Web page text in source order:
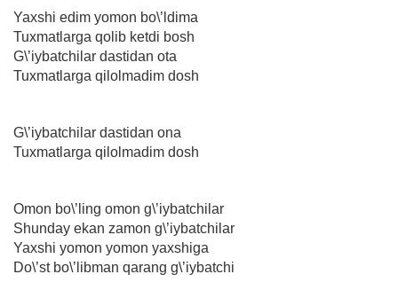
Yaxshi edim yomon bo\’ldima
Tuxmatlarga qolib ketdi bosh
G\’iybatchilar dastidan ota
Tuxmatlarga qilolmadim dosh
G\’iybatchilar dastidan ona
Tuxmatlarga qilolmadim dosh
Omon bo\’ling omon g\’iybatchilar
Shunday ekan zamon g\’iybatchilar
Yaxshi yomon yomon yaxshiga
Do\’st bo\’libman qarang g\’iybatchi